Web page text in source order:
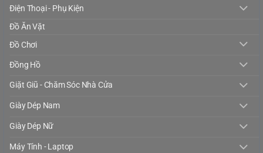
Điện Thoại - Phụ Kiện
Đồ Ăn Vặt
Đồ Chơi
Đồng Hồ
Giặt Giũ - Chăm Sóc Nhà Cửa
Giày Dép Nam
Giày Dép Nữ
Máy Tính - Laptop